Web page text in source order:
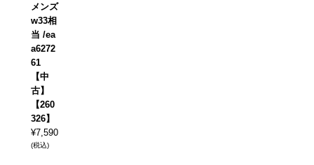
メンズ
w33相
当 /ea
a6272
61
【中
古】
【260
326】
¥7,590
(税込)